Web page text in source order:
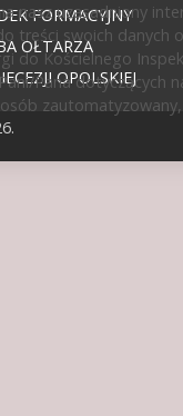
FORMACYJNY
OŁTARZA
OPOLSKIEJ
nasz uzasadniony
treści swoich danych
do Kościelnego
Pana dotyczących